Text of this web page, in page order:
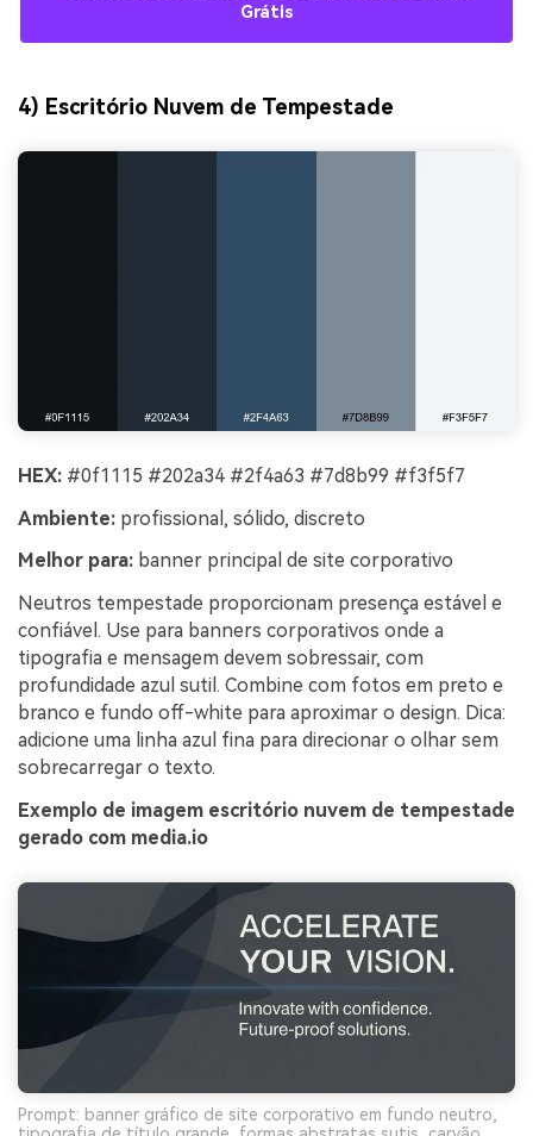
Grátis
4) Escritório Nuvem de Tempestade
HEX: #0f1115 #202a34 #2f4a63 #7d8b99 #f3f5f7
Ambiente: profissional, sólido, discreto
Melhor para: banner principal de site corporativo
Neutros tempestade proporcionam presença estável e
confiável. Use para banners corporativos onde a
tipografia e mensagem devem sobressair, com
profundidade azul sutil. Combine com fotos em preto e
branco e fundo off-white para aproximar o design. Dica:
adicione uma linha azul fina para direcionar o olhar sem
sobrecarregar o texto.
Exemplo de imagem escritório nuvem de tempestade
gerado com media.io
Prompt: banner gráfico de site corporativo em fundo neutro,